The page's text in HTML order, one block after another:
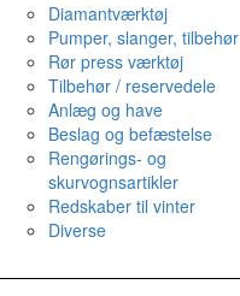
Diamantværktøj
Pumper, slanger, tilbehør
Rør press værktøj
Tilbehør / reservedele
Anlæg og have
Beslag og befæstelse
Rengørings- og
skurvognsartikler
Redskaber til vinter
Diverse